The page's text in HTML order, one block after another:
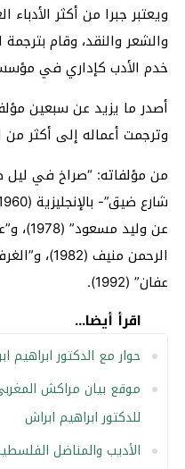
ويعتبر جبرا من أكثر الأدباء
والشعر والنقد، وقام
خدم الأدب كإداري في
أصدر ما يزيد عن سبعين مؤلفاً
وترجمت أعماله إلى أكثر
عن
عفان” (1992).
اقرأ أيضا...
حوار مع الدكتور ابراهيم
موقع بيان مراكش
للدكتور ابراهيم ابراش
الأديب والمناضل